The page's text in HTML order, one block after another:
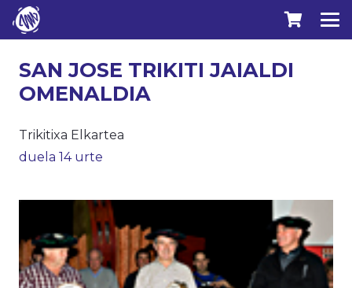
SAN JOSE TRIKITI JAIALDI
OMENALDIA
Trikitixa Elkartea
duela 14 urte